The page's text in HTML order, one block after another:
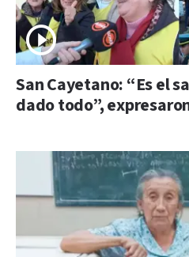
San Cayetano: “Es el
dado todo”,